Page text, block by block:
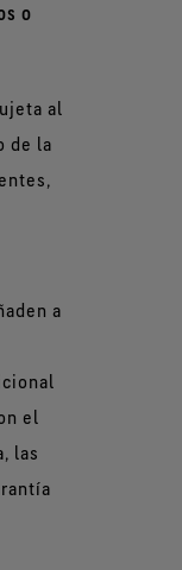
o
al
de la
a
el
las